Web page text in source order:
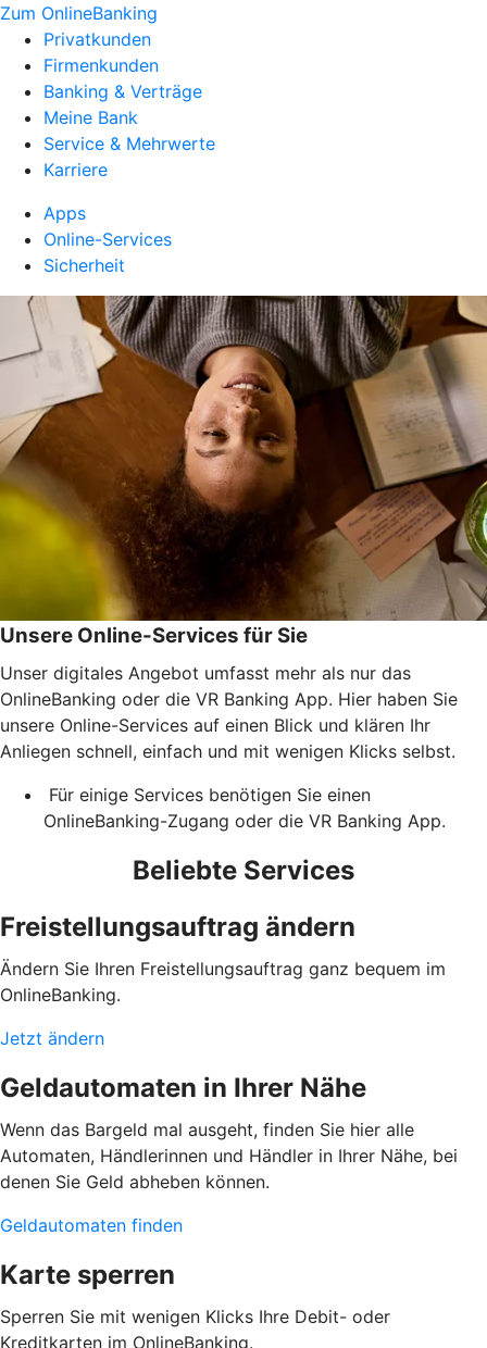
Zum OnlineBanking
Privatkunden
Firmenkunden
Banking & Verträge
Meine Bank
Service & Mehrwerte
Karriere
Apps
Online-Services
Sicherheit
Unsere Online-Services für Sie
Unser digitales Angebot umfasst mehr als nur das
OnlineBanking oder die VR Banking App. Hier haben Sie
unsere Online-Services auf einen Blick und klären Ihr
Anliegen schnell, einfach und mit wenigen Klicks selbst.
Für einige Services benötigen Sie einen
OnlineBanking-Zugang oder die VR Banking App.
Beliebte Services
Freistellungsauftrag ändern
Ändern Sie Ihren Freistellungsauftrag ganz bequem im
OnlineBanking.
Jetzt ändern
Geldautomaten in Ihrer Nähe
Wenn das Bargeld mal ausgeht, finden Sie hier alle
Automaten, Händlerinnen und Händler in Ihrer Nähe, bei
denen Sie Geld abheben können.
Geldautomaten finden
Karte sperren
Sperren Sie mit wenigen Klicks Ihre Debit- oder
Kreditkarten im OnlineBanking.